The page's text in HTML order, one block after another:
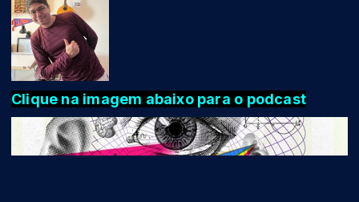
Clique na imagem abaixo para o podcast